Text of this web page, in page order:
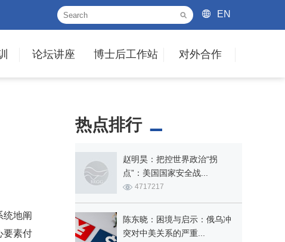
EN
论坛讲座 博士后工作站 对外合作
统地阐
要素付
热点排行
赵明昊：把控世界政治“拐
点”：美国国家安全战...
4717217
陈东晓：困境与启示：俄乌冲
突对中美关系的严重...